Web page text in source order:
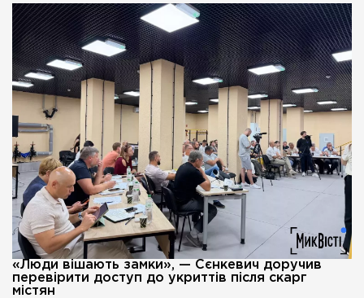
«Люди вішають замки», — Сєнкевич доручив
перевірити доступ до укриттів після скарг
містян